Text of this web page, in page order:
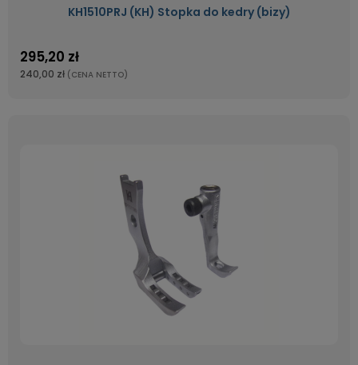
KH1510PRJ (KH) Stopka do kedry (bizy)
295,20 zł
240,00 zł (CENA NETTO)